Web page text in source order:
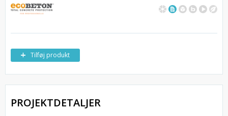
Tilføj produkt
PROJEKTDETALJER